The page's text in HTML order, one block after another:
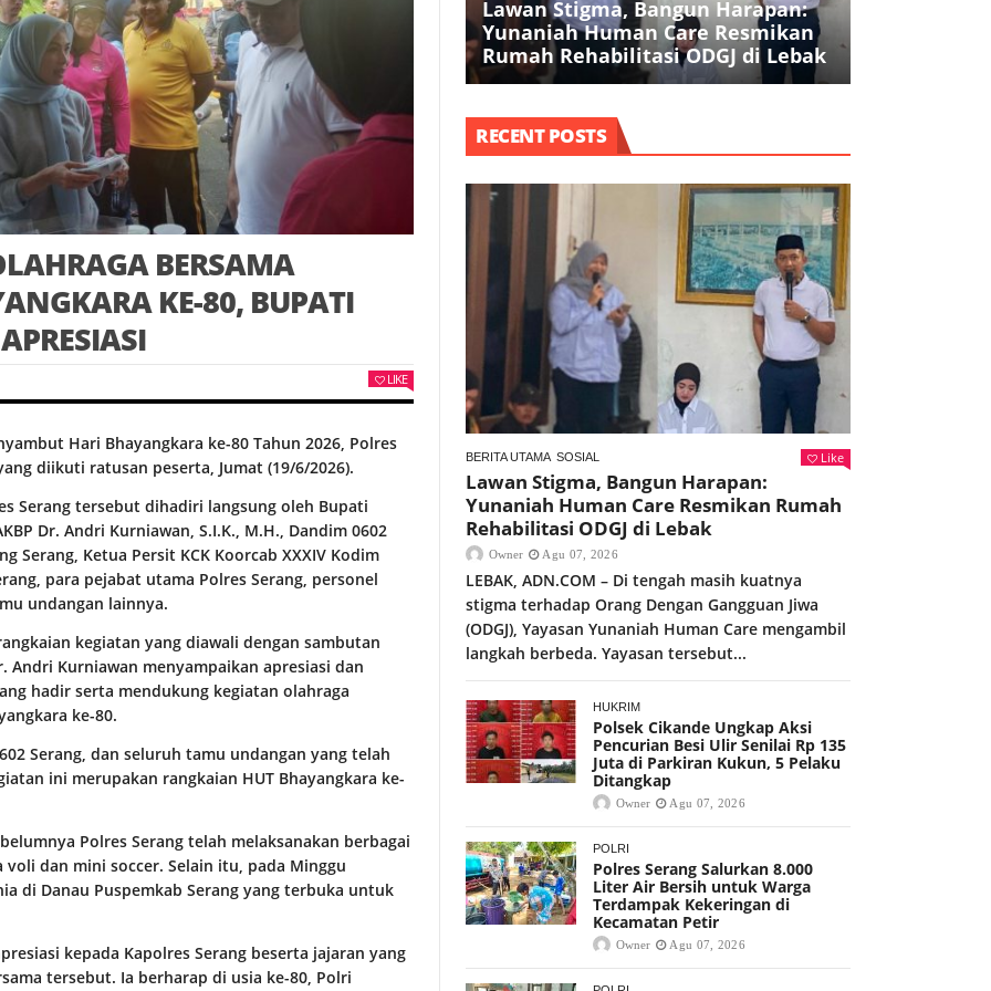
BERSAMA
KE-80, BUPATI
LIKE
Hari Bhayangkara ke-80 Tahun 2026, Polres
diikuti ratusan peserta, Jumat (19/6/2026).
Serang tersebut dihadiri langsung oleh Bupati
Dr. Andri Kurniawan, S.I.K., M.H., Dandim 0602
Serang, Ketua Persit KCK Koorcab XXXIV Kodim
para pejabat utama Polres Serang, personel
undangan lainnya.
kegiatan yang diawali dengan sambutan
Andri Kurniawan menyampaikan apresiasi dan
hadir serta mendukung kegiatan olahraga
ke-80.
Serang, dan seluruh tamu undangan yang telah
ini merupakan rangkaian HUT Bhayangkara ke-
Polres Serang telah melaksanakan berbagai
dan mini soccer. Selain itu, pada Minggu
di Danau Puspemkab Serang yang terbuka untuk
kepada Kapolres Serang beserta jajaran yang
tersebut. Ia berharap di usia ke-80, Polri
Lawan Stigma, Bangun Harapan:
Yunaniah Human Care Resmikan
Rumah Rehabilitasi ODGJ di Lebak
RECENT POSTS
BERITA UTAMA SOSIAL Like
Lawan Stigma, Bangun Harapan:
Yunaniah Human Care Resmikan Rumah
Rehabilitasi ODGJ di Lebak
Owner Agu 07, 2026
LEBAK, ADN.COM – Di tengah masih kuatnya
stigma terhadap Orang Dengan Gangguan Jiwa
(ODGJ), Yayasan Yunaniah Human Care mengambil
langkah berbeda. Yayasan tersebut...
HUKRIM
Polsek Cikande Ungkap Aksi
Pencurian Besi Ulir Senilai Rp 135
Juta di Parkiran Kukun, 5 Pelaku
Ditangkap
Owner Agu 07, 2026
POLRI
Polres Serang Salurkan 8.000
Liter Air Bersih untuk Warga
Terdampak Kekeringan di
Kecamatan Petir
Owner Agu 07, 2026